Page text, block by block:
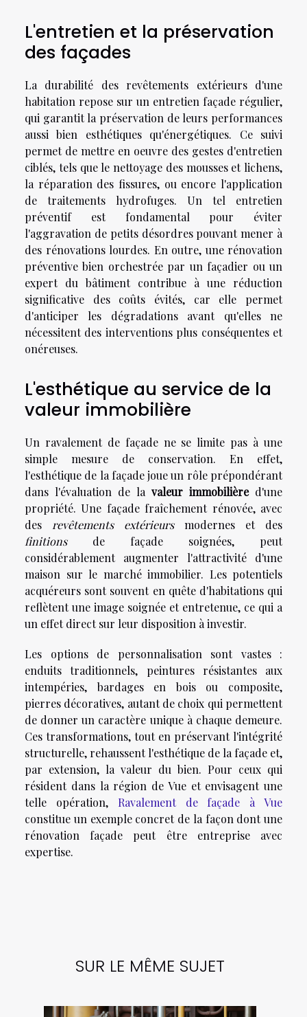
L'entretien et la préservation
des façades
La durabilité des revêtements extérieurs d'une
habitation repose sur un entretien façade régulier,
qui garantit la préservation de leurs performances
aussi bien esthétiques qu'énergétiques. Ce suivi
permet de mettre en oeuvre des gestes d'entretien
ciblés, tels que le nettoyage des mousses et lichens,
la réparation des fissures, ou encore l'application
de traitements hydrofuges. Un tel entretien
préventif est fondamental pour éviter
l'aggravation de petits désordres pouvant mener à
des rénovations lourdes. En outre, une rénovation
préventive bien orchestrée par un façadier ou un
expert du bâtiment contribue à une réduction
significative des coûts évités, car elle permet
d'anticiper les dégradations avant qu'elles ne
nécessitent des interventions plus conséquentes et
onéreuses.
L'esthétique au service de la
valeur immobilière
Un ravalement de façade ne se limite pas à une
simple mesure de conservation. En effet,
l'esthétique de la façade joue un rôle prépondérant
dans l'évaluation de la valeur immobilièred'une
propriété. Une façade fraîchement rénovée, avec
des revêtements extérieursmodernes et des
finitionsde façade soignées, peut
considérablement augmenter l'attractivité d'une
maison sur le marché immobilier. Les potentiels
acquéreurs sont souvent en quête d'habitations qui
reflètent une image soignée et entretenue, ce qui a
un effet direct sur leur disposition à investir.
Les options de personnalisation sont vastes :
enduits traditionnels, peintures résistantes aux
intempéries, bardages en bois ou composite,
pierres décoratives, autant de choix qui permettent
de donner un caractère unique à chaque demeure.
Ces transformations, tout en préservant l'intégrité
structurelle, rehaussent l'esthétique de la façade et,
par extension, la valeur du bien. Pour ceux qui
résident dans la région de Vue et envisagent une
telle opération, Ravalement de façade à Vue
constitue un exemple concret de la façon dont une
rénovation façade peut être entreprise avec
expertise.
SUR LE MÊME SUJET